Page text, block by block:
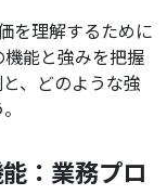
を理解するために
能と強みを把握
、どのような強
：業務プロ